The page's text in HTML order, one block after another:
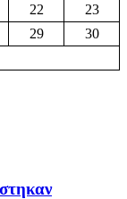
22
23
29
30